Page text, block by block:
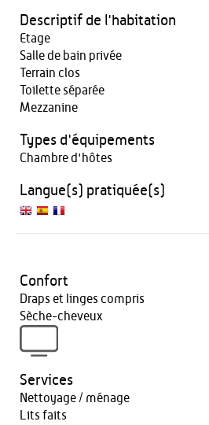
Descriptif de l'habitation
Etage
Salle de bain privée
Terrain clos
Toilette séparée
Mezzanine
Types d'équipements
Chambre d'hôtes
Langue(s) pratiquée(s)
Confort
Draps et linges compris
Sèche-cheveux
Services
Nettoyage / ménage
Lits faits